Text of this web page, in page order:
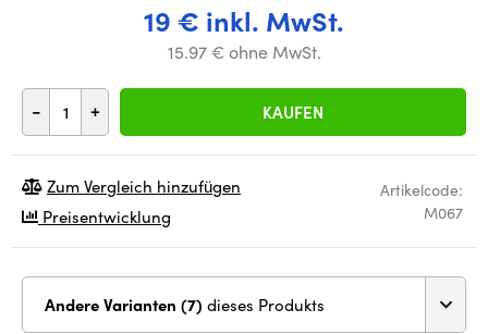
19 € inkl. MwSt.
15.97 € ohne MwSt.
- + KAUFEN
Artikelcode:
M067
Zum Vergleich hinzufügen
Preisentwicklung
Andere Varianten (7) dieses Produkts